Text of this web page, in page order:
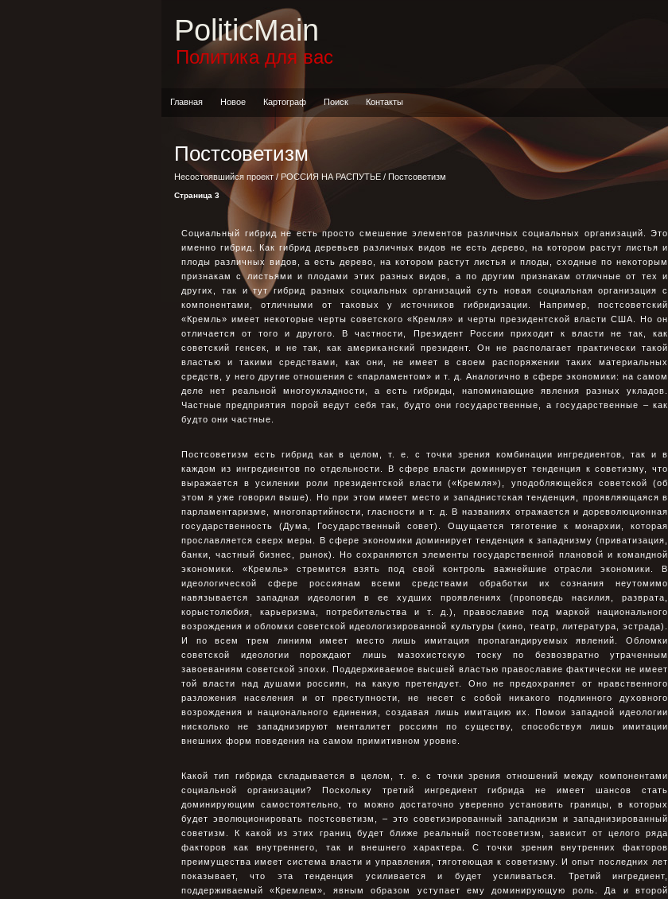
PoliticMain
Политика для вас
Главная Новое Картограф Поиск Контакты
Постсоветизм
Несостоявшийся проект/ РОССИЯ НА РАСПУТЬЕ / Постсоветизм
Страница 3
Социальный гибрид не есть просто смешение элементов различных социальных организаций. Это
именно гибрид. Как гибрид деревьев различных видов не есть дерево, на котором растут листья и
плоды различных видов, а есть дерево, на котором растут листья и плоды, сходные по некоторым
признакам с листьями и плодами этих разных видов, а по другим признакам отличные от тех и
других, так и тут гибрид разных социальных организаций суть новая социальная организация с
компонентами, отличными от таковых у источников гибридизации. Например, постсоветский
«Кремль» имеет некоторые черты советского «Кремля» и черты президентской власти США. Но он
отличается от того и другого. В частности, Президент России приходит к власти не так, как
советский генсек, и не так, как американский президент. Он не располагает практически такой
властью и такими средствами, как они, не имеет в своем распоряжении таких материальных
средств, у него другие отношения с «парламентом» и т. д. Аналогично в сфере экономики: на самом
деле нет реальной многоукладности, а есть гибриды, напоминающие явления разных укладов.
Частные предприятия порой ведут себя так, будто они государственные, а государственные – как
будто они частные.
Постсоветизм есть гибрид как в целом, т. е. с точки зрения комбинации ингредиентов, так и в
каждом из ингредиентов по отдельности. В сфере власти доминирует тенденция к советизму, что
выражается в усилении роли президентской власти («Кремля»), уподобляющейся советской (об
этом я уже говорил выше). Но при этом имеет место и западнистская тенденция, проявляющаяся в
парламентаризме, многопартийности, гласности и т. д. В названиях отражается и дореволюционная
государственность (Дума, Государственный совет). Ощущается тяготение к монархии, которая
прославляется сверх меры. В сфере экономики доминирует тенденция к западнизму (приватизация,
банки, частный бизнес, рынок). Но сохраняются элементы государственной плановой и командной
экономики. «Кремль» стремится взять под свой контроль важнейшие отрасли экономики. В
идеологической сфере россиянам всеми средствами обработки их сознания неутомимо
навязывается западная идеология в ее худших проявлениях (проповедь насилия, разврата,
корыстолюбия, карьеризма, потребительства и т. д.), православие под маркой национального
возрождения и обломки советской идеологизированной культуры (кино, театр, литература, эстрада).
И по всем трем линиям имеет место лишь имитация пропагандируемых явлений. Обломки
советской идеологии порождают лишь мазохистскую тоску по безвозвратно утраченным
завоеваниям советской эпохи. Поддерживаемое высшей властью православие фактически не имеет
той власти над душами россиян, на какую претендует. Оно не предохраняет от нравственного
разложения населения и от преступности, не несет с собой никакого подлинного духовного
возрождения и национального единения, создавая лишь имитацию их. Помои западной идеологии
нисколько не западнизируют менталитет россиян по существу, способствуя лишь имитации
внешних форм поведения на самом примитивном уровне.
Какой тип гибрида складывается в целом, т. е. с точки зрения отношений между компонентами
социальной организации? Поскольку третий ингредиент гибрида не имеет шансов стать
доминирующим самостоятельно, то можно достаточно уверенно установить границы, в которых
будет эволюционировать постсоветизм, – это советизированный западнизм и западнизированный
советизм. К какой из этих границ будет ближе реальный постсоветизм, зависит от целого ряда
факторов как внутреннего, так и внешнего характера. С точки зрения внутренних факторов
преимущества имеет система власти и управления, тяготеющая к советизму. И опыт последних лет
показывает, что эта тенденция усиливается и будет усиливаться. Третий ингредиент,
поддерживаемый «Кремлем», явным образом уступает ему доминирующую роль. Да и второй